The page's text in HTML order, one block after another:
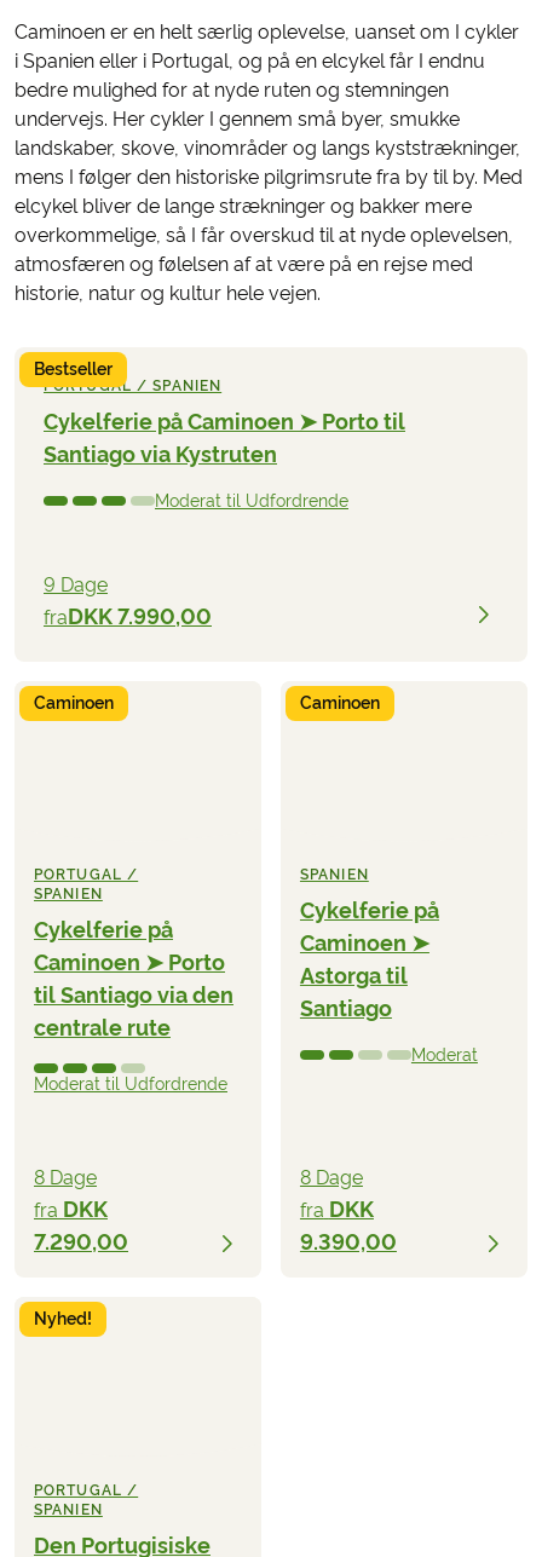
Bestseller
PORTUGAL / SPANIEN
Cykelferie på Caminoen ➤ Porto til
Santiago via Kystruten
Moderat til Udfordrende
9 Dage
fraDKK 7.990,00
Caminoen er en helt særlig oplevelse, uanset om I cykler
i Spanien eller i Portugal, og på en elcykel får I endnu
bedre mulighed for at nyde ruten og stemningen
undervejs. Her cykler I gennem små byer, smukke
landskaber, skove, vinområder og langs kyststrækninger,
mens I følger den historiske pilgrimsrute fra by til by. Med
elcykel bliver de lange strækninger og bakker mere
overkommelige, så I får overskud til at nyde oplevelsen,
atmosfæren og følelsen af at være på en rejse med
historie, natur og kultur hele vejen.
Caminoen
PORTUGAL /
SPANIEN
Cykelferie på
Caminoen ➤ Porto
til Santiago via den
centrale rute
Moderat til Udfordrende
8 Dage
fra DKK
7.290,00
Caminoen
SPANIEN
Cykelferie på
Caminoen ➤
Astorga til
Santiago
Moderat
8 Dage
fra DKK
9.390,00
Nyhed!
PORTUGAL /
SPANIEN
Den Portugisiske